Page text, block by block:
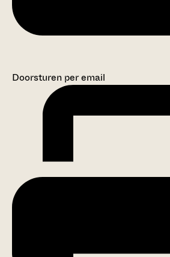
Doorsturen per email